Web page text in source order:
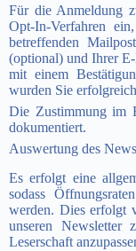
Für die Anmeldung
Opt-In-Verfahren
betreffenden
(optional) und Ihrer
mit einem
wurden Sie
Die Zustimmung im
dokumentiert.
Auswertung des
Es erfolgt eine
sodass
werden. Dies erfolgt
unseren Newsletter
Leserschaft